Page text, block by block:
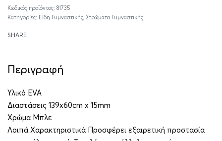
81735
Κατηγορίες: Είδη Γυμναστικής, Στρώματα Γυμναστικής
SHARE
Περιγραφή
Υλικό EVA
Διαστάσεις 139x60cm x 15mm
Χρώμα Μπλε
Λοιπά Χαρακτηριστικά Προσφέρει εξαιρετική προστασία